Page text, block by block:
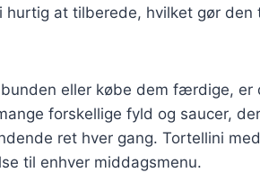
at tilberede, hvilket gør den
eller købe dem færdige, er
forskellige fyld og saucer,
ret hver gang. Tortellini med
til enhver middagsmenu.